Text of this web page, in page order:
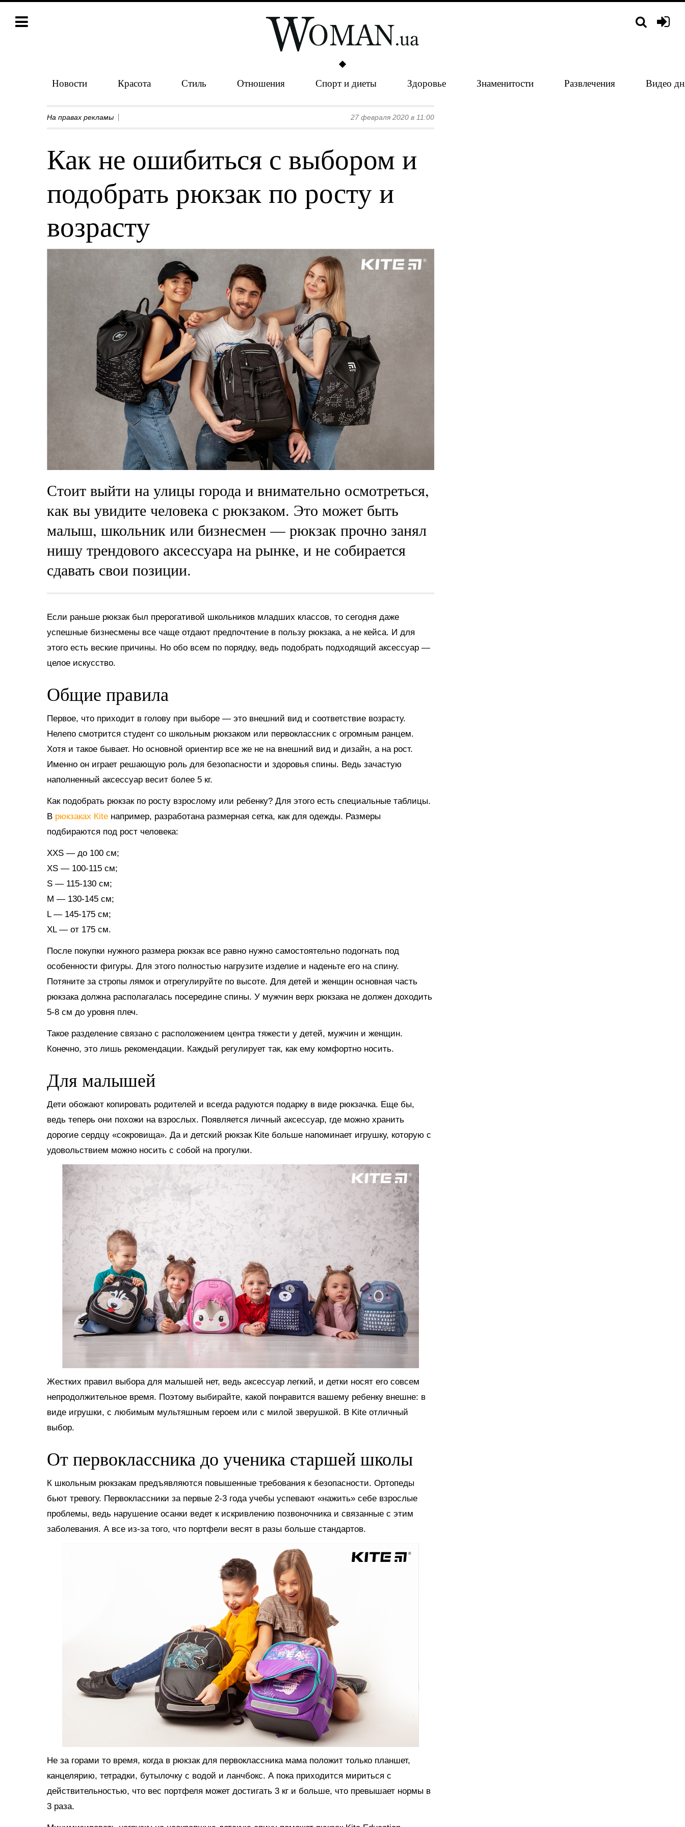
Новости Красота Стиль Отношения Спорт и диеты Здоровье Знаменитости Развлечения Видео
На правах рекламы 27 февраля 2020 в 11:00
Как не ошибиться с выбором и
подобрать рюкзак по росту и
возрасту
Стоит выйти на улицы города и внимательно осмотреться,
как вы увидите человека с рюкзаком. Это может быть
малыш, школьник или бизнесмен — рюкзак прочно занял
нишу трендового аксессуара на рынке, и не собирается
сдавать свои позиции.
Если раньше рюкзак был прерогативой школьников младших классов, то сегодня даже
успешные бизнесмены все чаще отдают предпочтение в пользу рюкзака, а не кейса. И для
этого есть веские причины. Но обо всем по порядку, ведь подобрать подходящий аксессуар —
целое искусство.
Общие правила
Первое, что приходит в голову при выборе — это внешний вид и соответствие возрасту.
Нелепо смотрится студент со школьным рюкзаком или первоклассник с огромным ранцем.
Хотя и такое бывает. Но основной ориентир все же не на внешний вид и дизайн, а на рост.
Именно он играет решающую роль для безопасности и здоровья спины. Ведь зачастую
наполненный аксессуар весит более 5 кг.
Как подобрать рюкзак по росту взрослому или ребенку? Для этого есть специальные таблицы.
В рюкзаках Кite например, разработана размерная сетка, как для одежды. Размеры
подбираются под рост человека:
XXS — до 100 см;
XS — 100-115 см;
S — 115-130 см;
M — 130-145 см;
L — 145-175 см;
XL — от 175 см.
После покупки нужного размера рюкзак все равно нужно самостоятельно подогнать под
особенности фигуры. Для этого полностью нагрузите изделие и наденьте его на спину.
Потяните за стропы лямок и отрегулируйте по высоте. Для детей и женщин основная часть
рюкзака должна располагалась посередине спины. У мужчин верх рюкзака не должен доходить
5-8 см до уровня плеч.
Такое разделение связано с расположением центра тяжести у детей, мужчин и женщин.
Конечно, это лишь рекомендации. Каждый регулирует так, как ему комфортно носить.
Для малышей
Дети обожают копировать родителей и всегда радуются подарку в виде рюкзачка. Еще бы,
ведь теперь они похожи на взрослых. Появляется личный аксессуар, где можно хранить
дорогие сердцу «сокровища». Да и детский рюкзак Kite больше напоминает игрушку, которую с
удовольствием можно носить с собой на прогулки.
Жестких правил выбора для малышей нет, ведь аксессуар легкий, и детки носят его совсем
непродолжительное время. Поэтому выбирайте, какой понравится вашему ребенку внешне: в
виде игрушки, с любимым мультяшным героем или с милой зверушкой. В Kite отличный
выбор.
От первоклассника до ученика старшей школы
К школьным рюкзакам предъявляются повышенные требования к безопасности. Ортопеды
бьют тревогу. Первоклассники за первые 2-3 года учебы успевают «нажить» себе взрослые
проблемы, ведь нарушение осанки ведет к искривлению позвоночника и связанные с этим
заболевания. А все из-за того, что портфели весят в разы больше стандартов.
Не за горами то время, когда в рюкзак для первоклассника мама положит только планшет,
канцелярию, тетрадки, бутылочку с водой и ланчбокс. А пока приходится мириться с
действительностью, что вес портфеля может достигать 3 кг и больше, что превышает нормы в
3 раза.